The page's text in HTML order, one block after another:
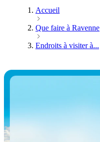
Accueil
Que faire à Ravenne
Endroits à visiter à...